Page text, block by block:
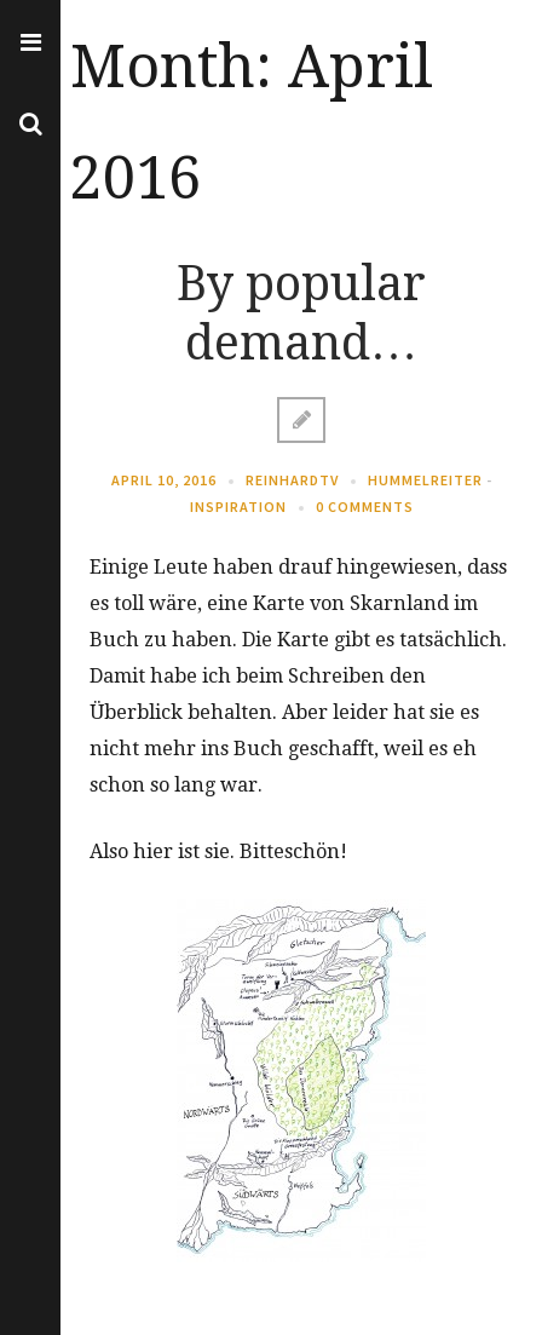
Month: April
2016
By popular
demand…
APRIL 10, 2016 REINHARDTV HUMMELREITER -
INSPIRATION
0 COMMENTS
Einige Leute haben drauf hingewiesen, dass
es toll wäre, eine Karte von Skarnland im
Buch zu haben. Die Karte gibt es tatsächlich.
Damit habe ich beim Schreiben den
Überblick behalten. Aber leider hat sie es
nicht mehr ins Buch geschafft, weil es eh
schon so lang war.
Also hier ist sie. Bitteschön!